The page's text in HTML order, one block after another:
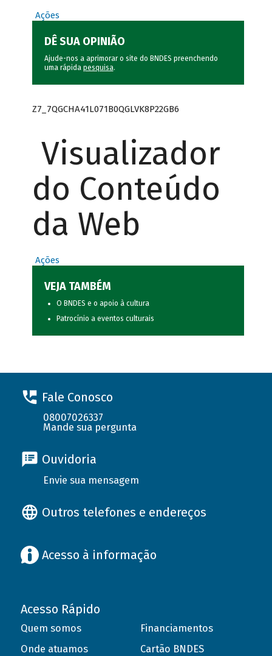
Ações
DÊ SUA OPINIÃO
Ajude-nos a aprimorar o site do BNDES preenchendo
uma rápida pesquisa.
Z7_7QGCHA41L071B0QGLVK8P22GB6
Visualizador
do Conteúdo
da Web
Ações
VEJA TAMBÉM
O BNDES e o apoio à cultura
Patrocínio a eventos culturais
Fale Conosco
08007026337
Mande sua pergunta
Ouvidoria
Envie sua mensagem
Outros telefones e endereços
Acesso à informação
Acesso Rápido
Quem somos
Onde atuamos
Financiamentos
Cartão BNDES